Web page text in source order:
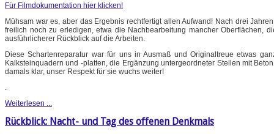
Für Filmdokumentation hier klicken!
Mühsam war es, aber das Ergebnis rechtfertigt allen Aufwand! Nach drei
freilich noch zu erledigen, etwa die Nachbearbeitung mancher Oberflächen,
ausführlicherer Rückblick auf die Arbeiten.
Diese Schartenreparatur war für uns in Ausmaß und Originaltreue etwas
Kalksteinquadern und -platten, die Ergänzung untergeordneter Stellen mit
damals klar, unser Respekt für sie wuchs weiter!
.
Weiterlesen ...
Rückblick: Nacht- und Tag des offenen Denkmals